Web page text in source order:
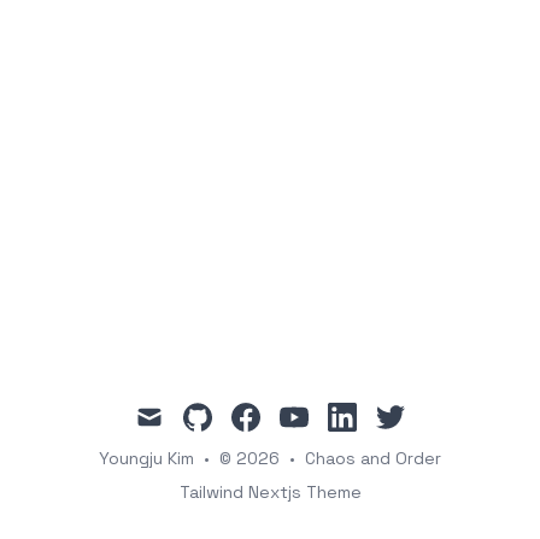
mail githubfacebookyoutubelinkedintwitter
Youngju Kim • © 2026 • Chaos and Order
Tailwind Nextjs Theme